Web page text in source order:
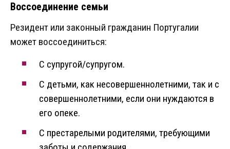
Воссоединение семьи
Резидент или законный гражданин Португалии
может воссоединиться:
С супругой/супругом.
С детьми, как несовершеннолетними, так и с
совершеннолетними, если они нуждаются в
его опеке.
С престарелыми родителями, требующими